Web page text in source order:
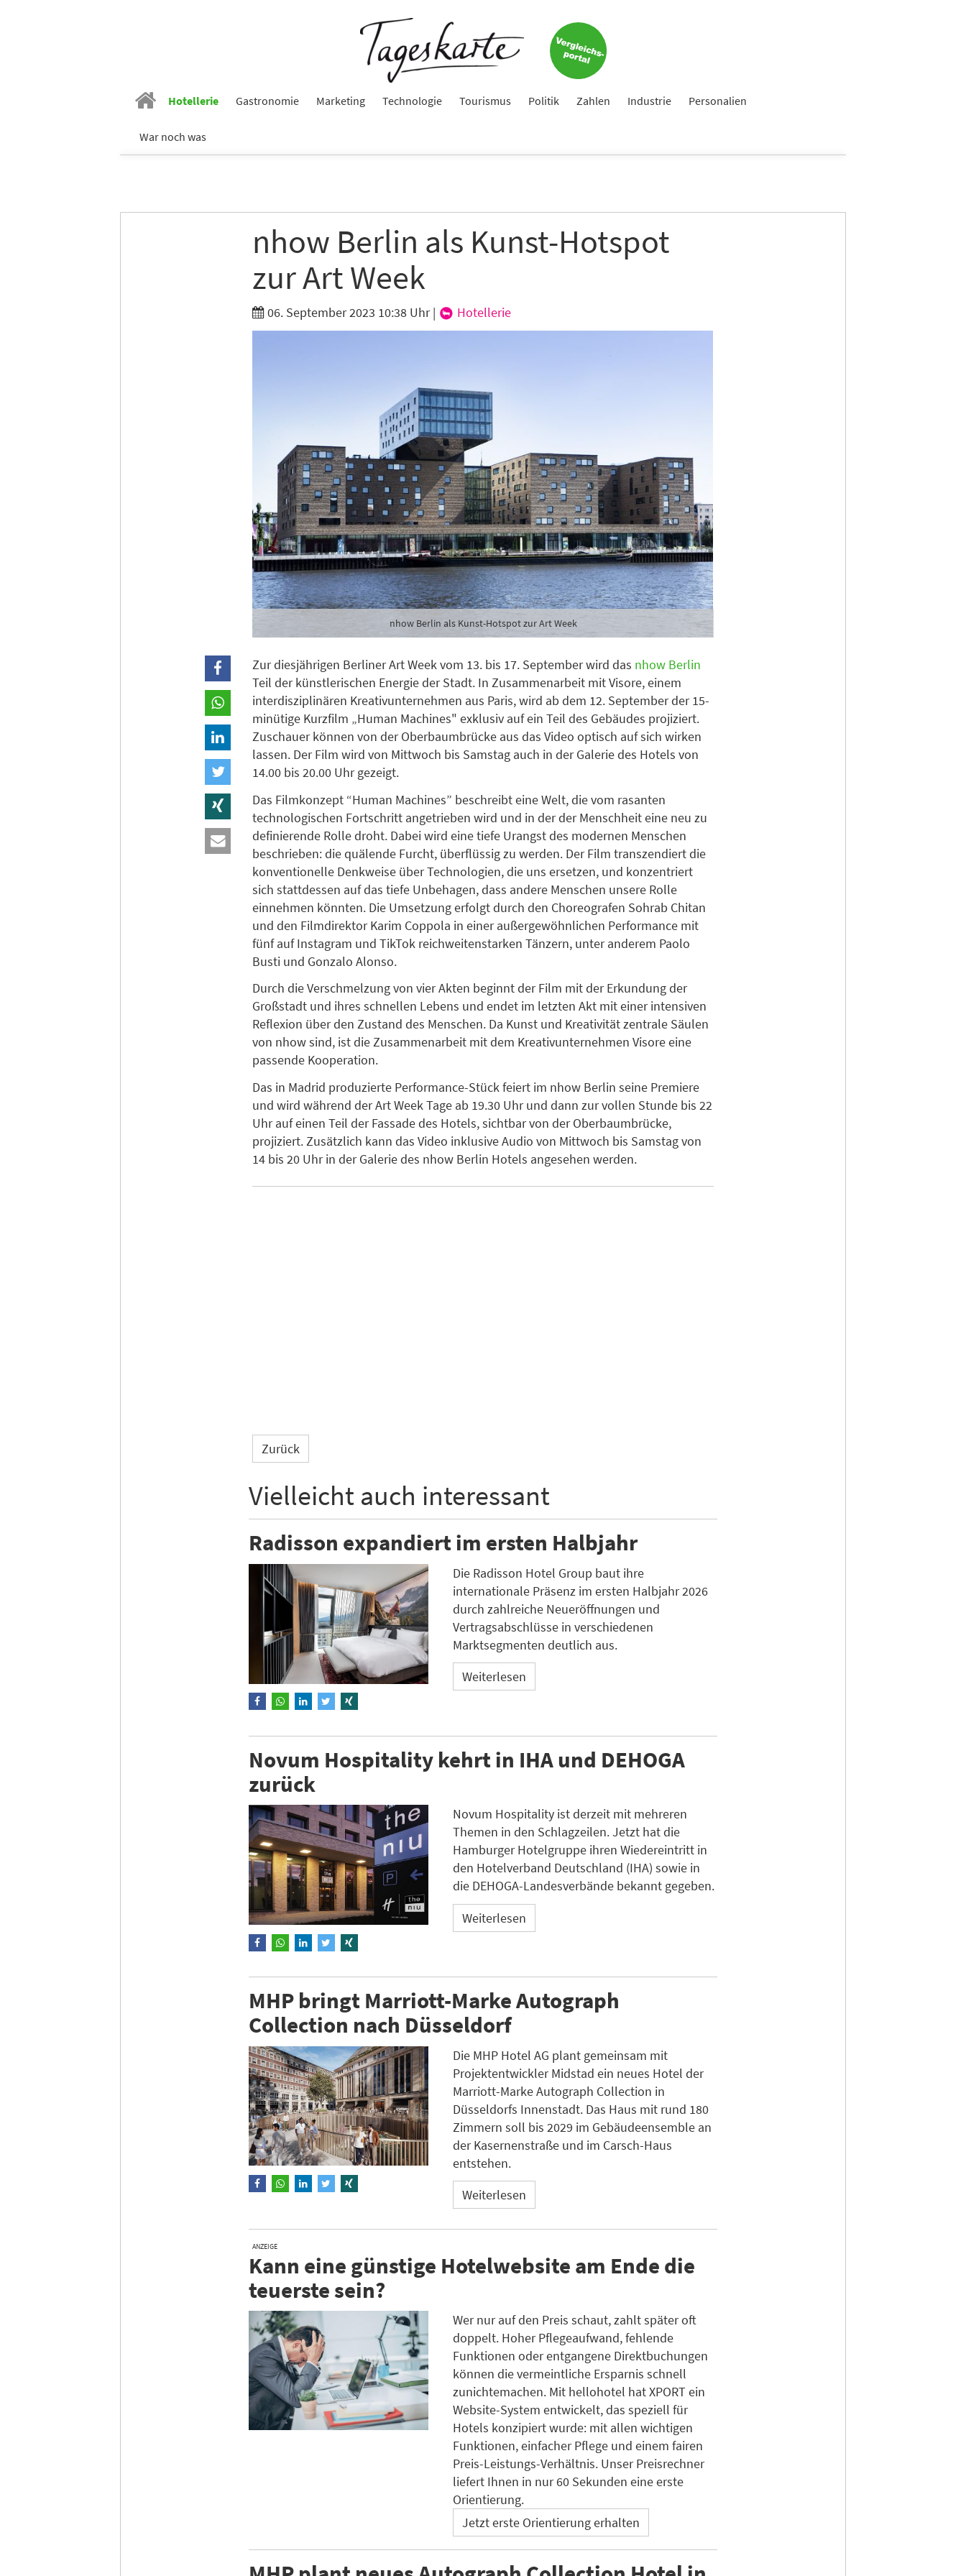
Hotellerie Gastronomie Marketing Technologie Tourismus Politik Zahlen Industrie Personalien
War noch was
nhow Berlin als Kunst-Hotspot
zur Art Week
06. September 2023 10:38 Uhr| Hotellerie
nhow Berlin als Kunst-Hotspot zur Art Week
Zur diesjährigen Berliner Art Week vom 13. bis 17. September wird das nhow Berlin
Teil der künstlerischen Energie der Stadt. In Zusammenarbeit mit Visore, einem
interdisziplinären Kreativunternehmen aus Paris, wird ab dem 12. September der 15-
minütige Kurzfilm „Human Machines" exklusiv auf ein Teil des Gebäudes projiziert.
Zuschauer können von der Oberbaumbrücke aus das Video optisch auf sich wirken
lassen. Der Film wird von Mittwoch bis Samstag auch in der Galerie des Hotels von
14.00 bis 20.00 Uhr gezeigt.
Das Filmkonzept “Human Machines” beschreibt eine Welt, die vom rasanten
technologischen Fortschritt angetrieben wird und in der der Menschheit eine neu zu
definierende Rolle droht. Dabei wird eine tiefe Urangst des modernen Menschen
beschrieben: die quälende Furcht, überflüssig zu werden. Der Film transzendiert die
konventionelle Denkweise über Technologien, die uns ersetzen, und konzentriert
sich stattdessen auf das tiefe Unbehagen, dass andere Menschen unsere Rolle
einnehmen könnten. Die Umsetzung erfolgt durch den Choreografen Sohrab Chitan
und den Filmdirektor Karim Coppola in einer außergewöhnlichen Performance mit
fünf auf Instagram und TikTok reichweitenstarken Tänzern, unter anderem Paolo
Busti und Gonzalo Alonso.
Durch die Verschmelzung von vier Akten beginnt der Film mit der Erkundung der
Großstadt und ihres schnellen Lebens und endet im letzten Akt mit einer intensiven
Reflexion über den Zustand des Menschen. Da Kunst und Kreativität zentrale Säulen
von nhow sind, ist die Zusammenarbeit mit dem Kreativunternehmen Visore eine
passende Kooperation.
Das in Madrid produzierte Performance-Stück feiert im nhow Berlin seine Premiere
und wird während der Art Week Tage ab 19.30 Uhr und dann zur vollen Stunde bis 22
Uhr auf einen Teil der Fassade des Hotels, sichtbar von der Oberbaumbrücke,
projiziert. Zusätzlich kann das Video inklusive Audio von Mittwoch bis Samstag von
14 bis 20 Uhr in der Galerie des nhow Berlin Hotels angesehen werden.
Zurück
Vielleicht auch interessant
Radisson expandiert im ersten Halbjahr
Die Radisson Hotel Group baut ihre
internationale Präsenz im ersten Halbjahr 2026
durch zahlreiche Neueröffnungen und
Vertragsabschlüsse in verschiedenen
Marktsegmenten deutlich aus.
Weiterlesen
Novum Hospitality kehrt in IHA und DEHOGA
zurück
Novum Hospitality ist derzeit mit mehreren
Themen in den Schlagzeilen. Jetzt hat die
Hamburger Hotelgruppe ihren Wiedereintritt in
den Hotelverband Deutschland (IHA) sowie in
die DEHOGA-Landesverbände bekannt gegeben.
Weiterlesen
MHP bringt Marriott-Marke Autograph
Collection nach Düsseldorf
Die MHP Hotel AG plant gemeinsam mit
Projektentwickler Midstad ein neues Hotel der
Marriott-Marke Autograph Collection in
Düsseldorfs Innenstadt. Das Haus mit rund 180
Zimmern soll bis 2029 im Gebäudeensemble an
der Kasernenstraße und im Carsch-Haus
entstehen.
Weiterlesen
ANZEIGE
Kann eine günstige Hotelwebsite am Ende die
teuerste sein?
Wer nur auf den Preis schaut, zahlt später oft
doppelt. Hoher Pflegeaufwand, fehlende
Funktionen oder entgangene Direktbuchungen
können die vermeintliche Ersparnis schnell
zunichtemachen. Mit hellohotel hat XPORT ein
Website-System entwickelt, das speziell für
Hotels konzipiert wurde: mit allen wichtigen
Funktionen, einfacher Pflege und einem fairen
Preis-Leistungs-Verhältnis. Unser Preisrechner
liefert Ihnen in nur 60 Sekunden eine erste
Orientierung.
Jetzt erste Orientierung erhalten